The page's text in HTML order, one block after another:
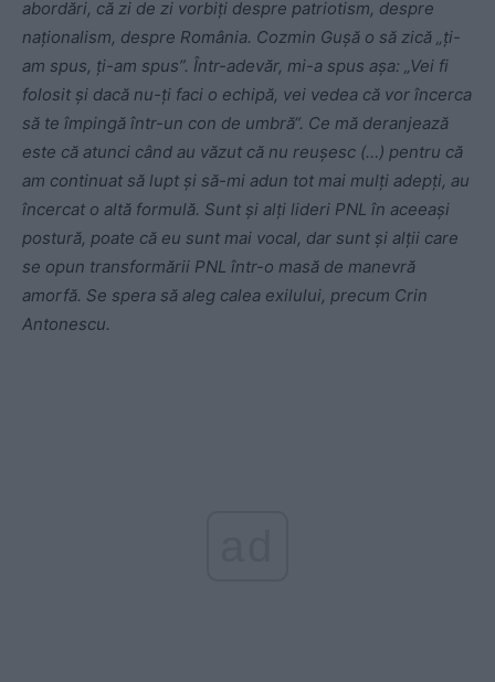
abordări, că zi de zi vorbiți despre patriotism, despre
naționalism, despre România. Cozmin Gușă o să zică „ți-
am spus, ți-am spus”. Într-adevăr, mi-a spus așa: „Vei fi
folosit și dacă nu-ți faci o echipă, vei vedea că vor încerca
să te împingă într-un con de umbră“. Ce mă deranjează
este că atunci când au văzut că nu reușesc (…) pentru că
am continuat să lupt și să-mi adun tot mai mulți adepți, au
încercat o altă formulă. Sunt și alți lideri PNL în aceeași
postură, poate că eu sunt mai vocal, dar sunt și alții care
se opun transformării PNL într-o masă de manevră
amorfă. Se spera să aleg calea exilului, precum Crin
Antonescu.